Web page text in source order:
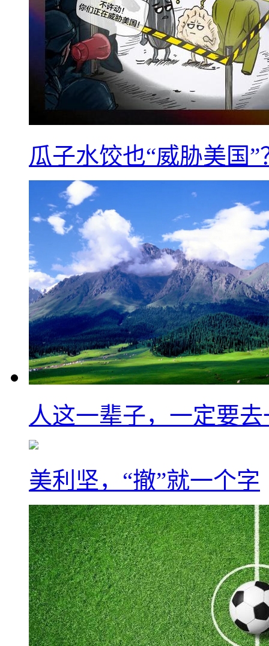
瓜子水饺也“威胁美国”
人这一辈子，一定要
美利坚，“撤”就一个字